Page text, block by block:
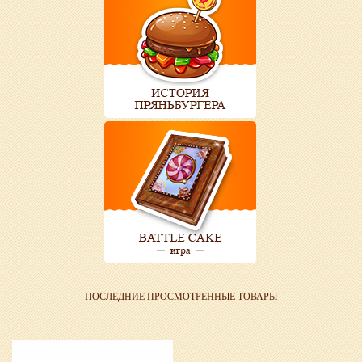
ПОСЛЕДНИЕ ПРОСМОТРЕННЫЕ ТОВАРЫ